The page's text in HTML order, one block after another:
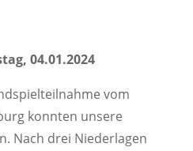
04.01.2024
vom
konnten unsere
Nach drei Niederlagen